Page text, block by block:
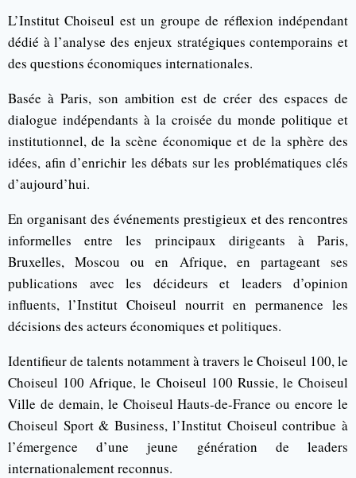
L’Institut Choiseul est un groupe de réflexion indépendant
dédié à l’analyse des enjeux stratégiques contemporains et
des questions économiques internationales.
Basée à Paris, son ambition est de créer des espaces de
dialogue indépendants à la croisée du monde politique et
institutionnel, de la scène économique et de la sphère des
idées, afin d’enrichir les débats sur les problématiques clés
d’aujourd’hui.
En organisant des événements prestigieux et des rencontres
informelles entre les principaux dirigeants à Paris,
Bruxelles, Moscou ou en Afrique, en partageant ses
publications avec les décideurs et leaders d’opinion
influents, l’Institut Choiseul nourrit en permanence les
décisions des acteurs économiques et politiques.
Identifieur de talents notamment à travers le Choiseul 100, le
Choiseul 100 Afrique, le Choiseul 100 Russie, le Choiseul
Ville de demain, le Choiseul Hauts-de-France ou encore le
Choiseul Sport & Business, l’Institut Choiseul contribue à
l’émergence d’une jeune génération de leaders
internationalement reconnus.